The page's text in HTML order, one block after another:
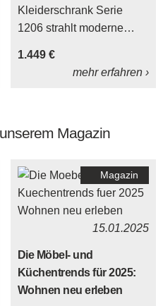
Kleiderschrank Serie
1206 strahlt moderne
trägt das Programm das
Zertifikat des TÜV
Rheinland.
1.449 €
mehr erfahren ›
Magazin
Magazin
15.01.2025
Die Möbel- und
Küchentrends für 2025:
Wohnen neu erleben